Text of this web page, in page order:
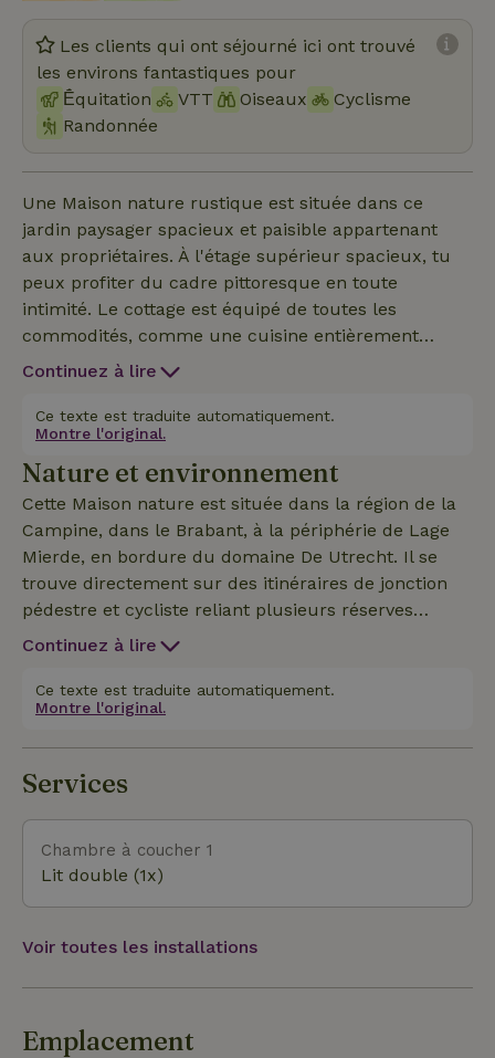
Les clients qui ont séjourné ici ont trouvé
les environs fantastiques pour
Ḗquitation
VTT Oiseaux
Cyclisme
Randonnée
Une Maison nature rustique est située dans ce
jardin paysager spacieux et paisible appartenant
aux propriétaires. À l'étage supérieur spacieux, tu
peux profiter du cadre pittoresque en toute
intimité. Le cottage est équipé de toutes les
commodités, comme une cuisine entièrement
équipée, une douche et des toilettes, Internet, une
allée. Ton jour et ton heure d'arrivée peuvent être
adaptés en concertation avec nous.
Continuez à lire
Ce texte est traduite automatiquement.
Montre l'original.
Nature et environnement
Cette Maison nature est située dans la région de la
Campine, dans le Brabant, à la périphérie de Lage
Mierde, en bordure du domaine De Utrecht. Il se
trouve directement sur des itinéraires de jonction
pédestre et cycliste reliant plusieurs réserves
naturelles. Le terrain de golf Midden Brabant, le
Bockenreyder se trouvent dans les environs
immédiats. Une base parfaite pour découvrir la
nature et la culture dans la région de la Campine,
dans le Brabant !
Continuez à lire
Ce texte est traduite automatiquement.
Montre l'original.
Services
Chambre à coucher 1
Lit double (1x)
Voir toutes les installations
Emplacement